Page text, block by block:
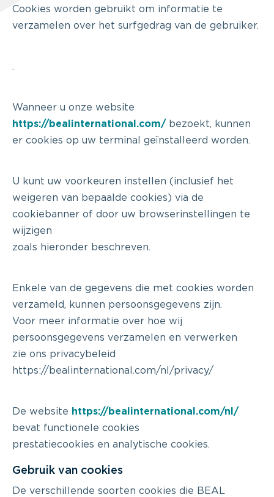
Cookies worden gebruikt om informatie te
verzamelen over het surfgedrag van de gebruiker.
.
Wanneer u onze website
https://bealinternational.com/ bezoekt, kunnen
er cookies op uw terminal geïnstalleerd worden.
U kunt uw voorkeuren instellen (inclusief het
weigeren van bepaalde cookies) via de
cookiebanner of door uw browserinstellingen te
wijzigen
zoals hieronder beschreven.
Enkele van de gegevens die met cookies worden
verzameld, kunnen persoonsgegevens zijn.
Voor meer informatie over hoe wij
persoonsgegevens verzamelen en verwerken
zie ons privacybeleid
https://bealinternational.com/nl/privacy/
De website https://bealinternational.com/nl/
bevat functionele cookies
prestatiecookies en analytische cookies.
Gebruik van cookies
De verschillende soorten cookies die BEAL